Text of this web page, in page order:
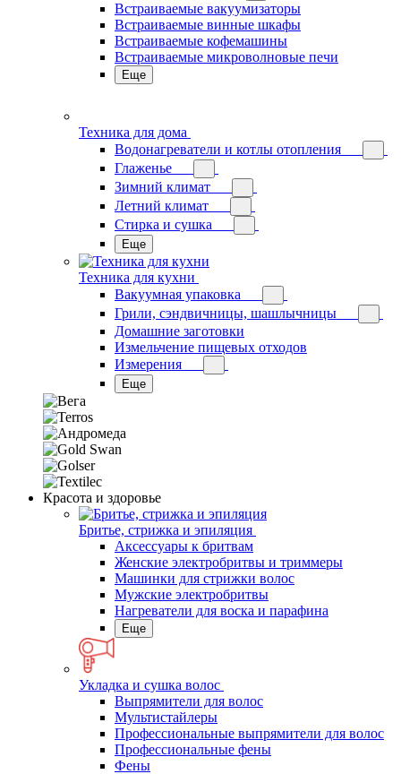
Встраиваемые вакуумизаторы
Встраиваемые винные шкафы
Встраиваемые кофемашины
Встраиваемые микроволновые печи
Еще
Техника для дома
Водонагреватели и котлы отопления
Глаженье
Зимний климат
Летний климат
Стирка и сушка
Еще
Техника для кухни
Вакуумная упаковка
Грили, сэндвичницы, шашлычницы
Домашние заготовки
Измельчение пищевых отходов
Измерения
Еще
Красота и здоровье
Бритье, стрижка и эпиляция
Аксессуары к бритвам
Женские электробритвы и триммеры
Машинки для стрижки волос
Мужские электробритвы
Нагреватели для воска и парафина
Еще
Укладка и сушка волос
Выпрямители для волос
Мультистайлеры
Профессиональные выпрямители для волос
Профессиональные фены
Фены